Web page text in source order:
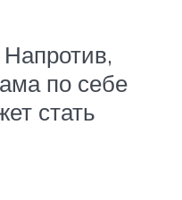
по себе
стать